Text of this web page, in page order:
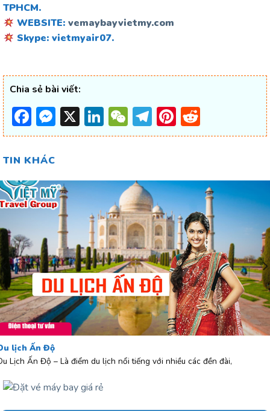
TPHCM.
WEBSITE:vemaybayvietmy.com
Skype: vietmyair07.
Chia sẻ bài viết:
Facebook
Messenger
X LinkedIn
WeChat
Telegram
Pinterest
TIN KHÁC
lịch Ấn Độ
Lịch Ấn Độ – Là điểm du lịch nổi tiếng với nhiều các đền đài,